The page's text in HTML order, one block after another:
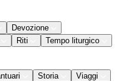
Devozione
Riti
Tempo liturgico
Storia Viaggi